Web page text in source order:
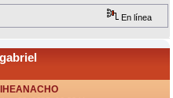
En línea